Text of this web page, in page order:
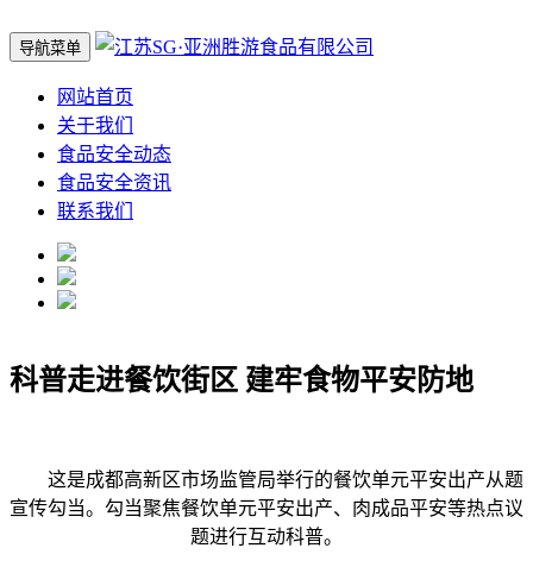
导航菜单
网站首页
关于我们
食品安全动态
食品安全资讯
联系我们
科普走进餐饮街区 建牢食物平安防地
这是成都高新区市场监管局举行的餐饮单元平安出产从题
宣传勾当。勾当聚焦餐饮单元平安出产、肉成品平安等热点议
题进行互动科普。